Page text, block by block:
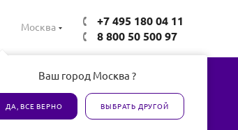
Москва
Ваш город Москва ?
ДА, ВСЕ ВЕРНО ВЫБРАТЬ ДРУГОЙ
+7 495 180 04 11
8 800 50 500 97
Все товары сертифицированы